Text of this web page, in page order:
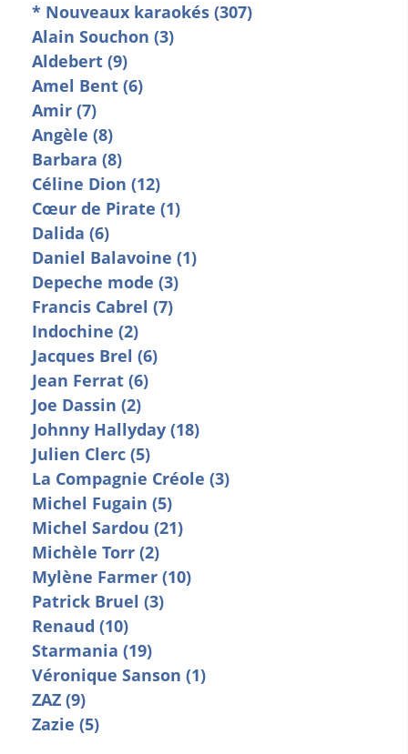
* Nouveaux karaokés (307)
Alain Souchon (3)
Aldebert (9)
Amel Bent (6)
Amir (7)
Angèle (8)
Barbara (8)
Céline Dion (12)
Cœur de Pirate (1)
Dalida (6)
Daniel Balavoine (1)
Depeche mode (3)
Francis Cabrel (7)
Indochine (2)
Jacques Brel (6)
Jean Ferrat (6)
Joe Dassin (2)
Johnny Hallyday (18)
Julien Clerc (5)
La Compagnie Créole (3)
Michel Fugain (5)
Michel Sardou (21)
Michèle Torr (2)
Mylène Farmer (10)
Patrick Bruel (3)
Renaud (10)
Starmania (19)
Véronique Sanson (1)
ZAZ (9)
Zazie (5)